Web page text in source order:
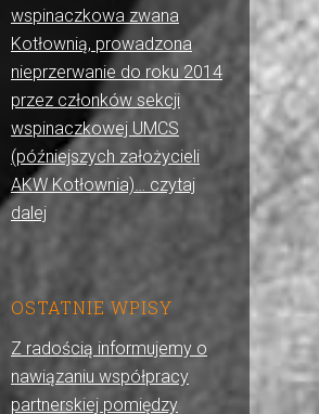
wspinaczkowa zwana
Kotłownią, prowadzona
nieprzerwanie do roku 2014
przez członków sekcji
wspinaczkowej UMCS
(późniejszych założycieli
AKW Kotłownia)… czytaj
dalej
OSTATNIE WPISY
Z radością informujemy o
nawiązaniu współpracy
partnerskiej pomiędzy